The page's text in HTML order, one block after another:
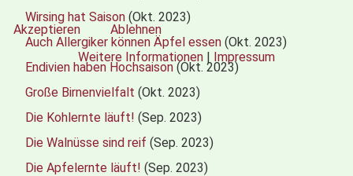
Wirsing hat Saison (Okt. 2023)
Auch Allergiker können Äpfel essen (Okt. 2023)
Endivien haben Hochsaison (Okt. 2023)
Große Birnenvielfalt (Okt. 2023)
Die Kohlernte läuft! (Sep. 2023)
Die Walnüsse sind reif (Sep. 2023)
Die Apfelernte läuft! (Sep. 2023)
Akzeptieren
Ablehnen
Weitere Informationen | Impressum